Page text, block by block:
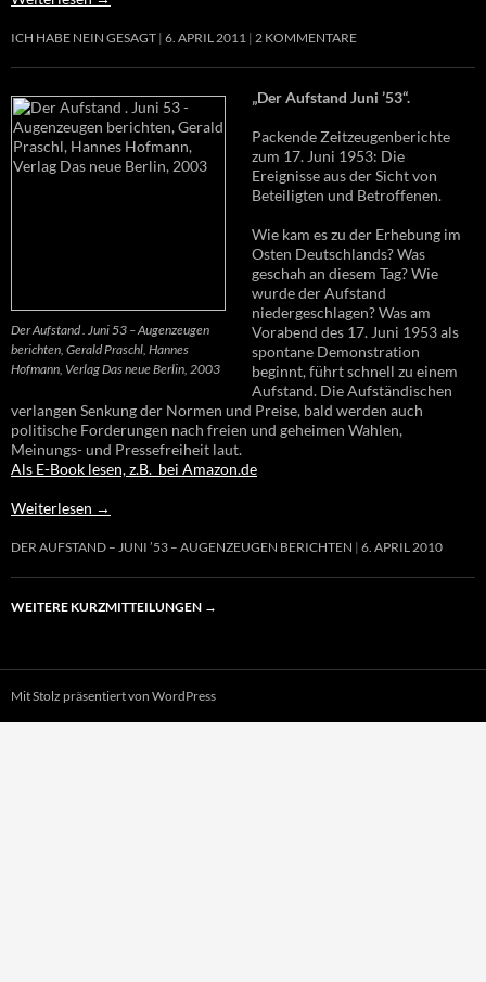
ICH HABE NEIN GESAGT 6. APRIL 2011 2 KOMMENTARE
Der Aufstand . Juni 53 – Augenzeugen
berichten, Gerald Praschl, Hannes
Hofmann, Verlag Das neue Berlin, 2003
„Der Aufstand Juni ’53“.
Packende Zeitzeugenberichte
zum 17. Juni 1953: Die
Ereignisse aus der Sicht von
Beteiligten und Betroffenen.
Wie kam es zu der Erhebung im
Osten Deutschlands? Was
geschah an diesem Tag? Wie
wurde der Aufstand
niedergeschlagen? Was am
Vorabend des 17. Juni 1953 als
spontane Demonstration
beginnt, führt schnell zu einem
Aufstand. Die Aufständischen
verlangen Senkung der Normen und Preise, bald werden auch
politische Forderungen nach freien und geheimen Wahlen,
Meinungs- und Pressefreiheit laut.
Als E-Book lesen, z.B. bei Amazon.de
Weiterlesen →
DER AUFSTAND – JUNI ’53 – AUGENZEUGEN BERICHTEN 6. APRIL 2010
WEITERE KURZMITTEILUNGEN →
Mit Stolz präsentiert von WordPress